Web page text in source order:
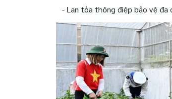
- Lan tỏa thông điệp bảo vệ đa